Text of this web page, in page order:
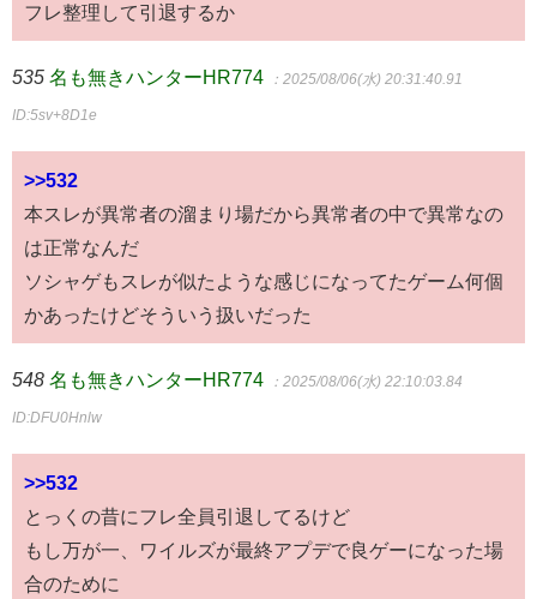
フレ整理して引退するか
535 名も無きハンターHR774 ：2025/08/06(水) 20:31:40.91
ID:5sv+8D1e
>>532
本スレが異常者の溜まり場だから異常者の中で異常なの
は正常なんだ
ソシャゲもスレが似たような感じになってたゲーム何個
かあったけどそういう扱いだった
548 名も無きハンターHR774 ：2025/08/06(水) 22:10:03.84
ID:DFU0Hnlw
>>532
とっくの昔にフレ全員引退してるけど
もし万が一、ワイルズが最終アプデで良ゲーになった場
合のために